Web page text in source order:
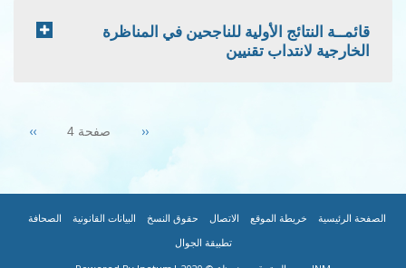
قائمــة النتائج الأولية للناجحين في المناظرة
الخارجية لانتداب تقنيين
Previous
‹‹ صفحة 4 Next
››
FOOTER
الصفحة الرئيسية خريطة الموقع الاتصال حقوق النسخ البيانات القانونية الصحافة
تطبيقة الجوال